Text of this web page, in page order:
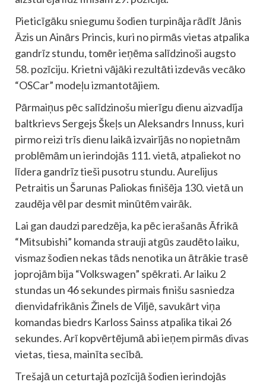
Pieticīgāku sniegumu šodien turpināja rādīt Jānis
Āzis un Ainārs Princis, kuri no pirmās vietas atpalika
gandrīz stundu, tomēr ieņēma salīdzinoši augsto
58. pozīciju. Krietni vājāki rezultāti izdevās vecāko
“OSCar” modeļu izmantotājiem.
Pārmaiņus pēc salīdzinošu mierīgu dienu aizvadīja
baltkrievs Sergejs Škeļs un Aleksandrs Innuss, kuri
pirmo reizi trīs dienu laikā izvairījās no nopietnām
problēmām un ierindojās 111. vietā, atpaliekot no
līdera gandrīz tieši pusotru stundu. Aurelijus
Petraitis un Šarunas Paliokas finišēja 130. vietā un
zaudēja vēl par desmit minūtēm vairāk.
Lai gan daudzi paredzēja, ka pēc ierašanās Āfrikā
“Mitsubishi” komanda strauji atgūs zaudēto laiku,
vismaz šodien nekas tāds nenotika un ātrākie trasē
joprojām bija “Volkswagen” spēkrati. Ar laiku 2
stundas un 46 sekundes pirmais finišu sasniedza
dienvidafrikānis Žinels de Viljē, savukārt viņa
komandas biedrs Karloss Sainss atpalika tikai 26
sekundes. Arī kopvērtējumā abi ieņem pirmās divas
vietas, tiesa, mainīta secībā.
Trešajā un ceturtajā pozīcijā šodien ierindojās